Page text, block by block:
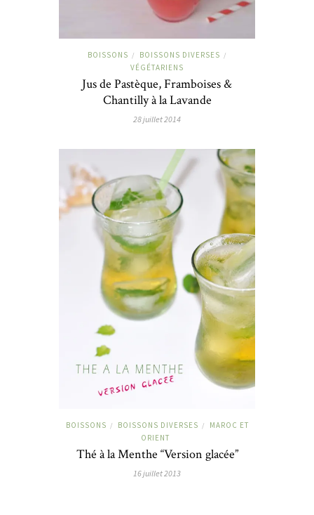
BOISSONS / BOISSONS DIVERSES /
VÉGÉTARIENS
Jus de Pastèque, Framboises &
Chantilly à la Lavande
28 juillet 2014
BOISSONS / BOISSONS DIVERSES /
MAROC ET
ORIENT
Thé à la Menthe “Version glacée”
16 juillet 2013